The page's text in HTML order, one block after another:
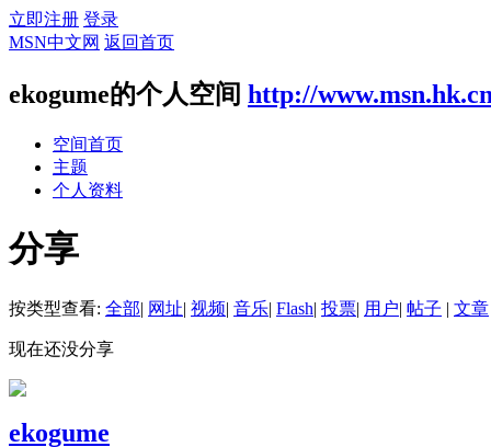
立即注册 登录
MSN中文网 返回首页
ekogume的个人空间 http://
空间首页
主题
个人资料
分享
按类型查看: 全部| 网址| 视频| 音乐| Flash| 投票| 用户| 帖子 | 文章
现在还没分享
ekogume